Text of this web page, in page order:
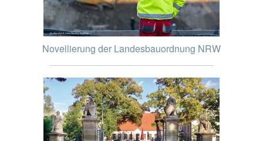
Novellierung der Landesbauordnung NRW